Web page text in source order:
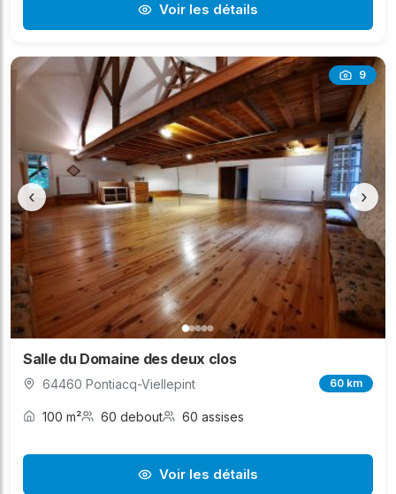
Voir les détails
9
‹ ›
Salle du Domaine des deux clos
64460 Pontiacq-Viellepint 60 km
100 m² 60 debout 60 assises
Voir les détails